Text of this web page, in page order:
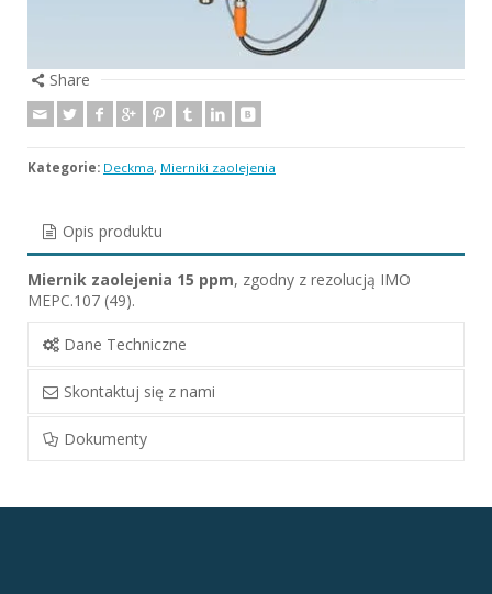
Share
Kategorie: Deckma, Mierniki zaolejenia
Opis produktu
Miernik zaolejenia 15 ppm, zgodny z rezolucją IMO
MEPC.107 (49).
Dane Techniczne
Skontaktuj się z nami
Dokumenty